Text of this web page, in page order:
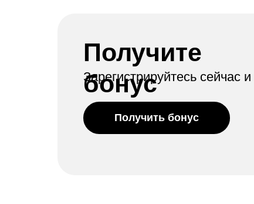
Получите
бонус
Зарегистрируйтесь сейчас
Получить бонус